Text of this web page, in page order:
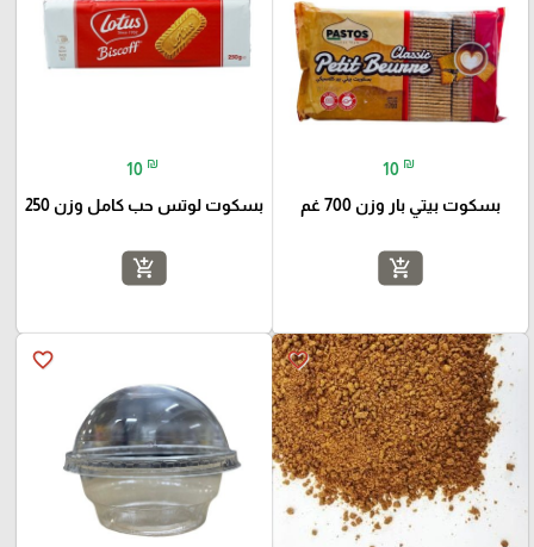
10 ₪
بسكوت بيتي بار وزن 700 غم
add_shopping_cart
10 ₪
بسكوت لوتس حب كامل وزن 250
add_shopping_cart
favorite_border
favorite_border